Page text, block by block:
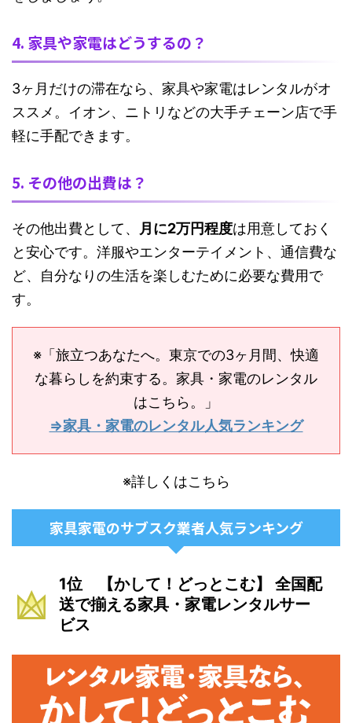
4. 家具や家電はどうするの？
3ヶ月だけの滞在なら、家具や家電はレンタルがオ
ススメ。イオン、ニトリなどの大手チェーン店で手
軽に手配できます。
5. その他の出費は？
その他出費として、 月に2万円程度は用意しておく
と安心です。洋服やエンターテイメント、通信費な
ど、自分なりの生活を楽しむために必要な費用で
す。
※「旅立つあなたへ。東京での3ヶ月間、快適
な暮らしを約束する。家具・家電のレンタル
はこちら。」
⇒家具・家電のレンタル人気ランキング
※詳しくはこちら
家具家電のサブスク業者人気ランキング
1位 【かして！どっとこむ】 全国配
送で揃える家具・家電レンタルサー
ビス